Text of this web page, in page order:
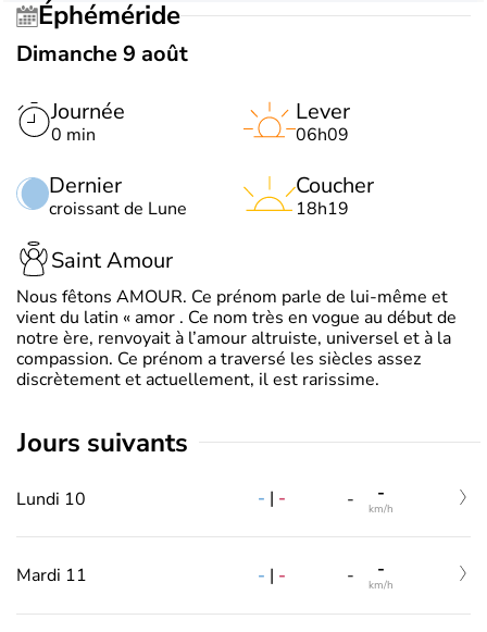
Éphéméride
Dimanche 9 août
Journée
0 min
Dernier
croissant de Lune
Lever
06h09
Coucher
18h19
Saint Amour
Nous fêtons AMOUR. Ce prénom parle de lui-même et
vient du latin « amor . Ce nom très en vogue au début de
notre ère, renvoyait à l’amour altruiste, universel et à la
compassion. Ce prénom a traversé les siècles assez
discrètement et actuellement, il est rarissime.
jours suivants
Lundi 10 - | - - -
km/h
Mardi 11 - | - - -
km/h